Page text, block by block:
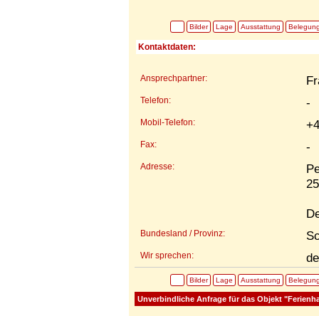
Bilder Lage Ausstattung
Kontaktdaten:
Ansprechpartner:
Telefon: -
Mobil-Telefon:
Fax: -
Adresse:
Bundesland / Provinz:
Wir sprechen:
Bilder Lage Ausstattung
Unverbindliche Anfrage für das Objekt